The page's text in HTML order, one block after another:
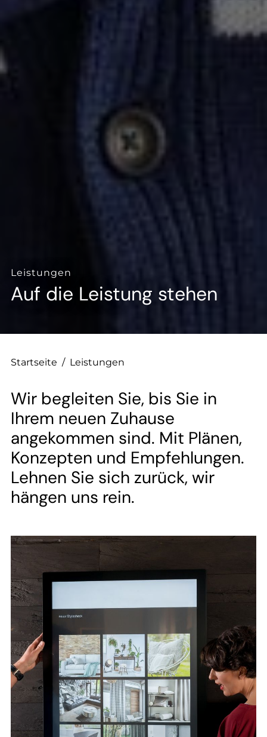
--
--
Leistungen
Auf die Leistung stehen
Startseite / Leistungen
Wir begleiten Sie, bis Sie in
Ihrem neuen Zuhause
angekommen sind. Mit Plänen,
Konzepten und Empfehlungen.
Lehnen Sie sich zurück, wir
hängen uns rein.